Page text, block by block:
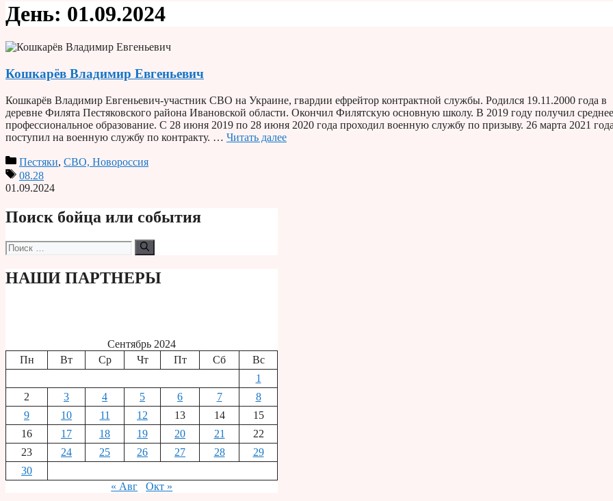
День: 01.09.2024
Кошкарёв Владимир Евгеньевич
Кошкарёв Владимир Евгеньевич-участник СВО на Украине, гвардии ефрейтор контрактной службы. Родился 19.11.2000 года в
деревне Филята Пестяковского района Ивановской области. Окончил Филятскую основную школу. В 2019 году получил среднее
профессиональное образование. С 28 июня 2019 по 28 июня 2020 года проходил военную службу по призыву. 26 марта 2021
поступил на военную службу по контракту. … Читать далее
Пестяки, СВО, Новороссия
08.28
01.09.2024
Поиск бойца или события
Поиск:
НАШИ ПАРТНЕРЫ
Сентябрь 2024
Пн
Вт Ср Чт Пт Сб
Вс
1
2
3 4 5 6 7
8
9
10 11 12 13 14
15
16
17 18 19 20 21
22
23
24 25 26 27 28
29
30
« Авг
Окт »